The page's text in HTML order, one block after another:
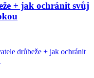
+ jak ochránit svůj
drůbeže + jak ochránit